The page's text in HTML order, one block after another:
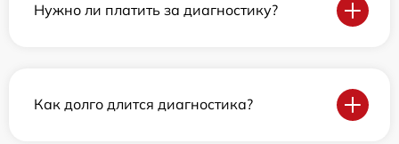
Нужно ли платить за диагностику?
Как долго длится диагностика?